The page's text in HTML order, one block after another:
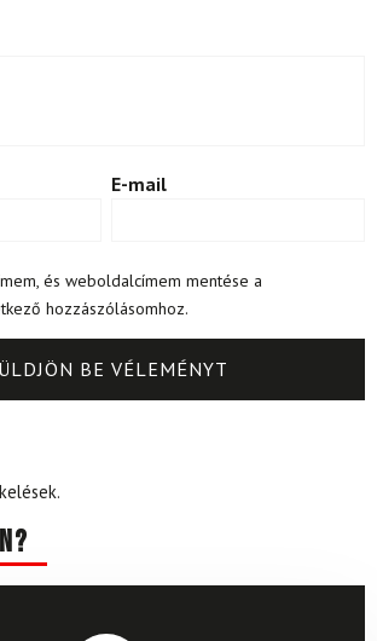
E-mail
és weboldalcímem mentése a
hozzászólásomhoz.